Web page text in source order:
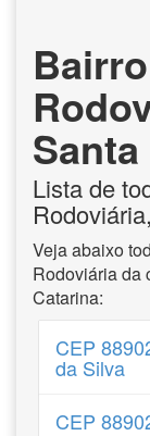
Lista de
Veja abaixo
Rodoviária da
Catarina:
CEP
da Silva
CEP